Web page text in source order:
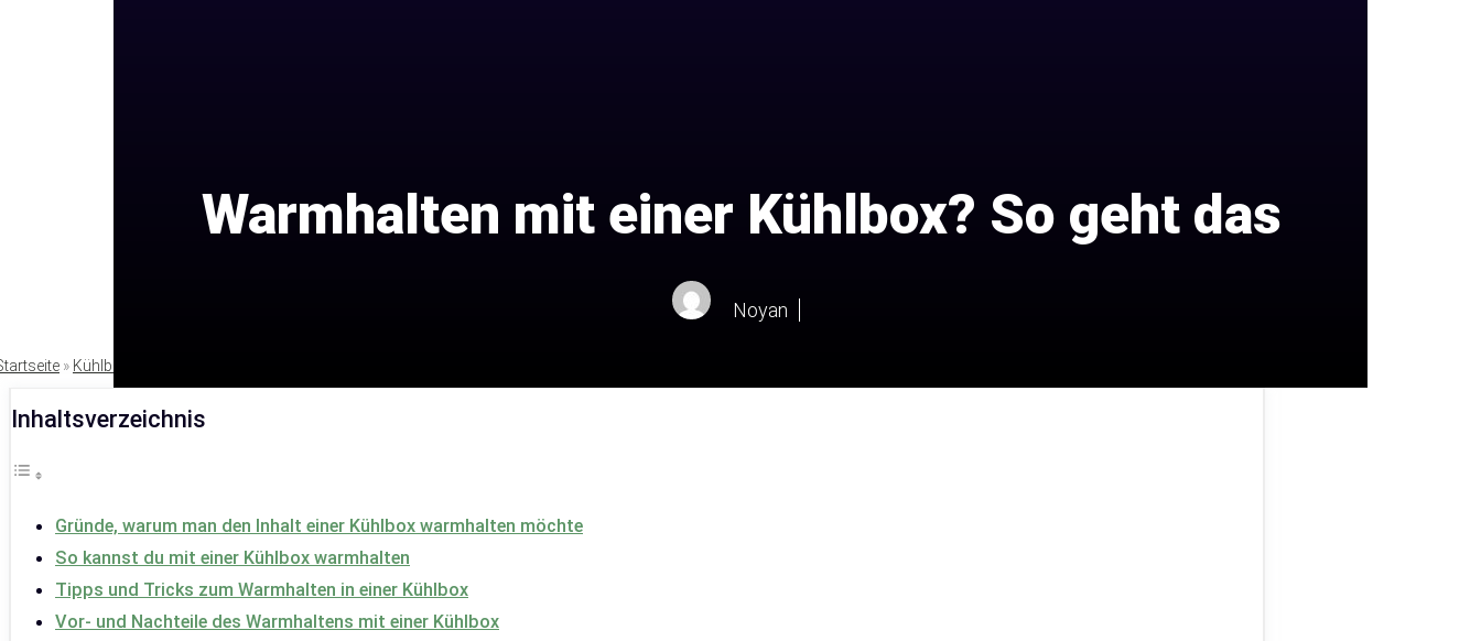
Warmhalten mit einer Kühlbox? So geht das
Noyan
» Kühlboxen
Inhaltsverzeichnis
Gründe, warum man den Inhalt einer Kühlbox warmhalten möchte
So kannst du mit einer Kühlbox warmhalten
Tipps und Tricks zum Warmhalten in einer Kühlbox
Vor- und Nachteile des Warmhaltens mit einer Kühlbox